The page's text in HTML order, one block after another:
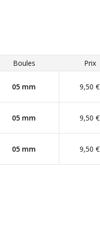
Boules Prix
05 mm 9,50 €
05 mm 9,50 €
05 mm 9,50 €